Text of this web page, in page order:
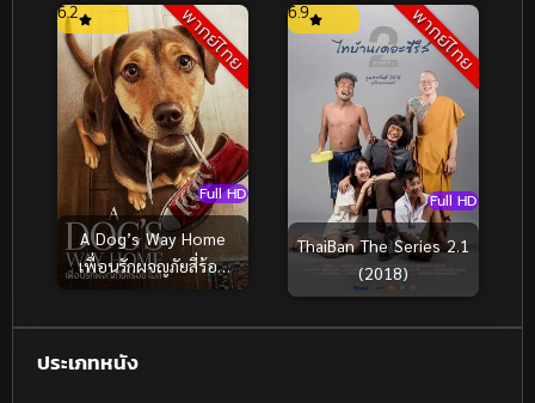
พากย์ไทย
Full HD
6.2
A Dog’s Way Home
เพื่อนรักผจญภัยสี่ร้อย
ไมล์ (2019)
พากย์ไทย
Full HD
6.9
ThaiBan The Series 2.1
(2018)
ประเภทหนัง